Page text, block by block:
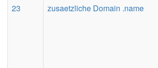
23
zusaetzliche Domain .name